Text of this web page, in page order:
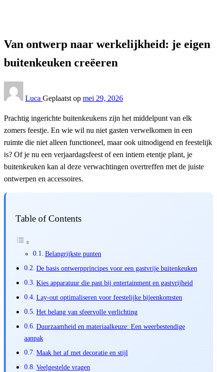
Van ontwerp naar werkelijkheid: je eigen
buitenkeuken creëeren
Luca Geplaatst op mei 29, 2026
Prachtig ingerichte buitenkeukens zijn het middelpunt van elk
zomers feestje. En wie wil nu niet gasten verwelkomen in een
ruimte die niet alleen functioneel, maar ook uitnodigend en feestelijk
is? Of je nu een verjaardagsfeest of een intiem etentje plant, je
buitenkeuken kan al deze verwachtingen overtreffen met de juiste
ontwerpen en accessoires.
Table of Contents
Belangrijkste punten
De basis ontwerpprincipes voor een gastvrije buitenkeuken
Kies apparatuur die past bij entertainment en gastvrijheid
Lay-out optimaliseren voor feestelijke bijeenkomsten
Het belang van sfeervolle verlichting
Duurzaamheid en materiaalkeuze: Een weerbestendige
aanpak
Maak het af met decoratie en stijl
Veelgestelde vragen